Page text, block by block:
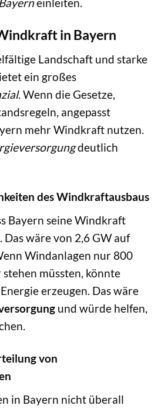
in Bayern
Landschaft und starke
ein großes
. Wenn die Gesetze,
angepasst
mehr Windkraft nutzen.
deutlich
des Windkraftausbaus
Bayern seine Windkraft
wäre von 2,6 GW auf
Windanlagen nur 800
müssten, könnte
erzeugen. Das wäre
und würde helfen,
von
in Bayern nicht überall